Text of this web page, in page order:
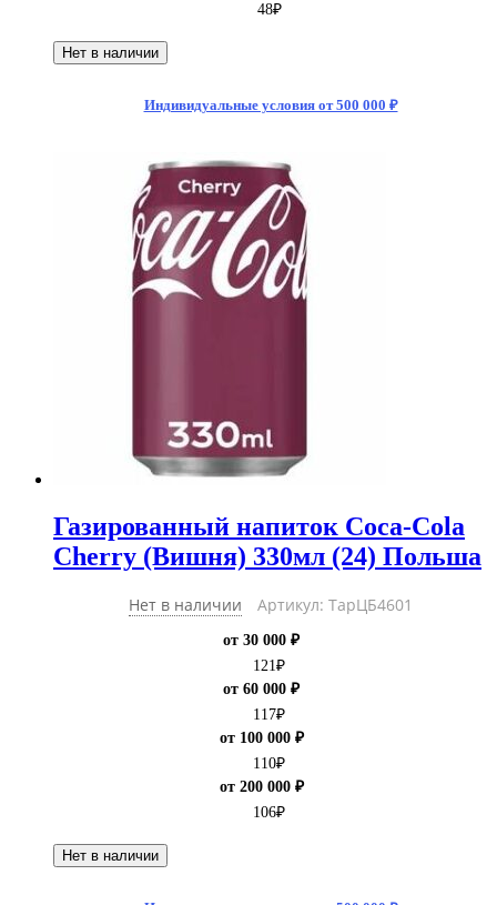
48₽
Нет в наличии
Индивидуальные условия от 500 000 ₽
Газированный напиток Coca-Cola
Cherry (Вишня) 330мл (24) Польша
Нет в наличии Артикул: ТарЦБ4601
от 30 000 ₽
121₽
от 60 000 ₽
117₽
от 100 000 ₽
110₽
от 200 000 ₽
106₽
Нет в наличии